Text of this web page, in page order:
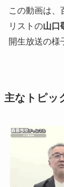
この動画は、
リストの山口
開生放送の様
主なトピッ